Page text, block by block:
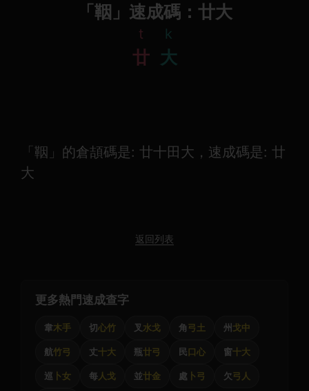
「鞇」速成碼：廿大
t
廿
k
大
「鞇」的倉頡碼是: 廿十田大，速成碼是: 廿
大
返回列表
更多熱門速成查字
韋木手 切心竹 叉 水戈 角弓土 州 戈中
航竹弓 丈十大 瓶廿弓 民口心 窗十大
巡 卜女 每人戈 並廿金 處 卜弓 欠弓人